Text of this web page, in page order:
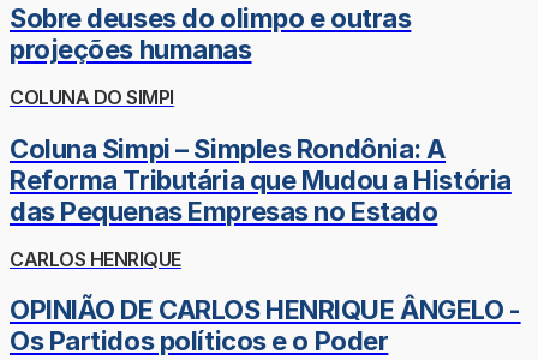
Sobre deuses do olimpo e outras
projeções humanas
COLUNA DO SIMPI
Coluna Simpi – Simples Rondônia: A
Reforma Tributária que Mudou a História
das Pequenas Empresas no Estado
CARLOS HENRIQUE
OPINIÃO DE CARLOS HENRIQUE ÂNGELO -
Os Partidos políticos e o Poder